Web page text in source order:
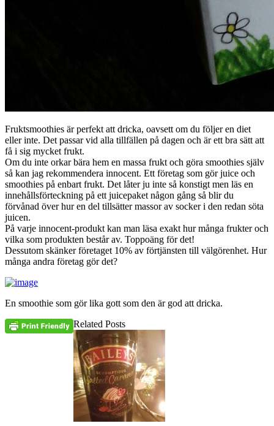
Fruktsmoothies är perfekt att dricka, oavsett om du följer en diet
eller inte. Det passar vid alla tillfällen på dagen och är ett bra sätt att
få i sig mycket frukt.
Om du inte orkar bära hem en massa frukt och göra smoothies själv
så kan jag rekommendera innocent. Ett företag som gör juice och
smoothies på enbart frukt. Det låter ju inte så konstigt men läs en
innehållsförteckning på ett juicepaket någon gång så blir du
förvånad över hur en del tillsätter massor av socker i den redan söta
juicen.
På varje innocent-produkt kan man läsa exakt hur många frukter och
vilka som produkten består av. Toppoäng för det!
Dessutom skänker företaget 10% av förtjänsten till välgörenhet. Hur
många andra företag gör det?
En smoothie som gör lika gott som den är god att dricka.
Related Posts